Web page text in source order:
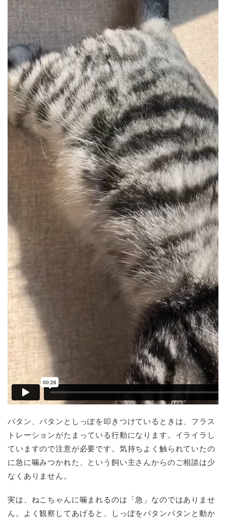
パタン、パタンとしっぽを叩きつけているときは、フラス
トレーションがたまっている行動になります。イライラし
ていますので注意が必要です。気持ちよく触られていたの
に急に噛みつかれた、という飼い主さんからのご相談は少
なくありません。
実は、ねこちゃんに噛まれるのは「急」なのではありませ
ん。よく観察してあげると、しっぽをパタンパタンと動か